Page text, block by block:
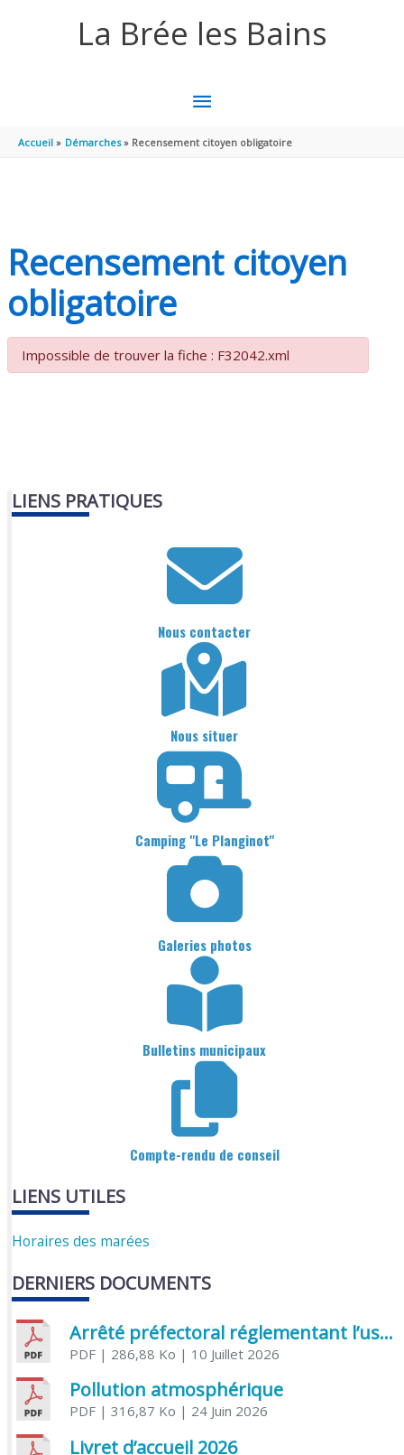
La Brée les Bains
MENU
PRINCIPAL
Accueil Démarches Recensement citoyen obligatoire
Recensement citoyen
obligatoire
Impossible de trouver la fiche : F32042.xml
LIENS PRATIQUES
Nous contacter
Nous situer
Camping "Le Planginot"
Galeries photos
Bulletins municipaux
Compte-rendu de conseil
LIENS UTILES
Horaires des marées
DERNIERS DOCUMENTS
Arrêté préfectoral réglementant l’usage de l’eau
PDF| 286,88 Ko | 10 Juillet 2026
Pollution atmosphérique
PDF| 316,87 Ko | 24 Juin 2026
Livret d’accueil 2026